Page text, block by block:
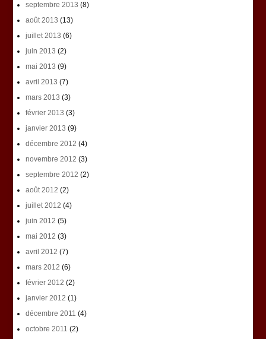
septembre 2013 (8)
août 2013 (13)
juillet 2013 (6)
juin 2013 (2)
mai 2013 (9)
avril 2013 (7)
mars 2013 (3)
février 2013 (3)
janvier 2013 (9)
décembre 2012 (4)
novembre 2012 (3)
septembre 2012 (2)
août 2012 (2)
juillet 2012 (4)
juin 2012 (5)
mai 2012 (3)
avril 2012 (7)
mars 2012 (6)
février 2012 (2)
janvier 2012 (1)
décembre 2011 (4)
octobre 2011 (2)